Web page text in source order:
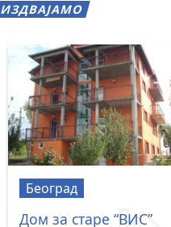
ИЗДВАЈАМО
Београд
Дом за старе “ВИС”